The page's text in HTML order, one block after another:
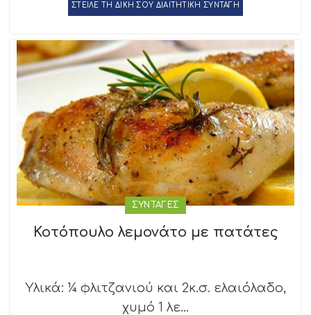
ΣΤΕΙΛΕ ΤΗ ΔΙΚΗ ΣΟΥ ΔΙΑΙΤΗΤΙΚΗ ΣΥΝΤΑΓΗ
ΣΥΝΤΑΓΕΣ
Κοτόπουλο λεμονάτο με πατάτες
Υλικά: ¼ φλιτζανιού και 2κ.σ. ελαιόλαδο,
χυμό 1 λε...